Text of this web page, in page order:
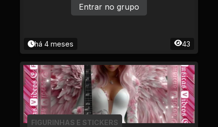
há 4 meses 43
Entrar no grupo
FIGURINHAS E STICKERS